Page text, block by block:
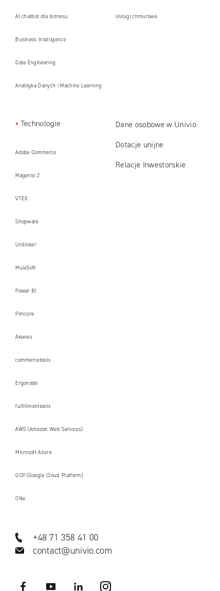
AI chatbot dla biznesu
Business Intelligence
Data Engineering
Analityka Danych i Machine Learning
Usługi chmurowe
Technologie
Adobe Commerce
Magento 2
VTEX
Shopware
Unilinker
MuleSoft
Power BI
Pimcore
Akeneo
commercetools
Ergonode
fulfillmenttools
AWS (Amazon Web Services)
Microsoft Azure
GCP (Google Cloud Platform)
ONe
+48 71 358 41 00
contact@univio.com
Facebook YouTube LinkedIN
Dane osobowe w Univio
Dotacje unijne
Relacje Inwestorskie